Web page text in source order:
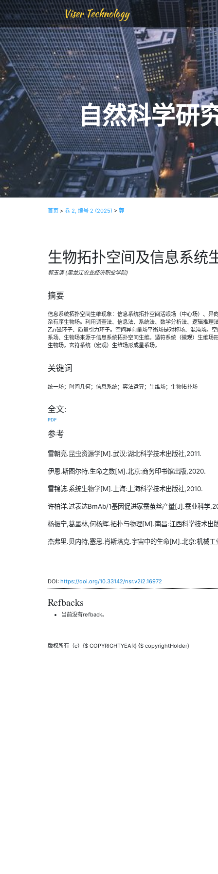
Viser Technology
自然科学研
首页 > 卷 2, 编号 2 (2025) > 郭
生物拓扑空间及信息系统
郭玉清 (黑龙江农业经济职业学院)
摘要
信息系统拓扑空间生维现象：信息系统拓扑空间活眼场（中心场）、异
杂有序生物场。利用调查法、信息法、系统法、数学分析法、逻辑推理
乙n磁环子、质量引力环子。空间异向量场平衡场是对称场、混沌场。
系场、生物场来源于信息系统拓扑空间生维。遁符系统（微观）生维
生物场。玄符系统（宏观）生维场形成星系场。
关键词
统一场；时间几何；信息系统；弈法运算；生维场；生物拓扑场
全文:
PDF
参考
雷朝亮.昆虫资源学[M].武汉:湖北科学技术出版社,2011.
伊恩.斯图尔特.生命之数[M].北京:商务印书馆出版,2020.
雷锦誌.系统生物学[M].上海:上海科学技术出版社,2010.
许柏洋.过表达BmAb/1基因促进家蚕茧丝产量[J].蚕业科学
杨振宁,葛墨林,何杨辉.拓扑与物理[M].南昌:江西科学技术出
杰弗里.贝内特,塞思.肖斯塔克.宇宙中的生命[M].北京:机械工
DOI: https://doi.org/10.33142/nsr.v2i2.16972
Refbacks
当前没有refback。
版权所有（c）{$ COPYRIGHTYEAR} {$ copyrightHolder}